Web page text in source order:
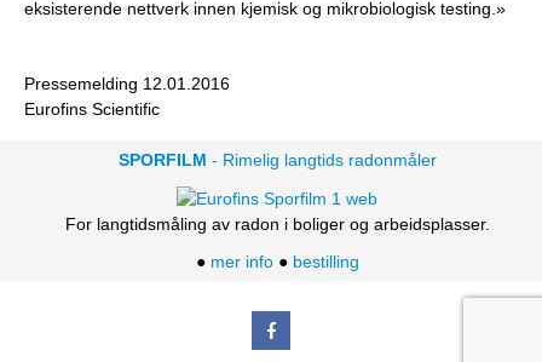
eksisterende nettverk innen kjemisk og mikrobiologisk testing.»
Pressemelding 12.01.2016
Eurofins Scientific
SPORFILM - Rimelig langtids radonmåler
For langtidsmåling av radon i boliger og arbeidsplasser.
● mer info● bestilling